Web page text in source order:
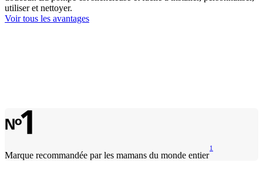
utiliser et nettoyer.
Voir tous les avantages
Marque recommandée par les mamans du monde entier
1